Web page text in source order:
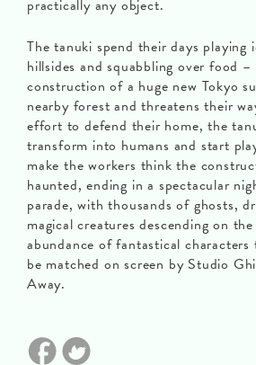
practically any object.
The tanuki spend their days playing
hillsides and squabbling over food
construction of a huge new Tokyo
nearby forest and threatens their
effort to defend their home, the
transform into humans and start
make the workers think the
haunted, ending in a spectacular
parade, with thousands of ghosts,
magical creatures descending on
abundance of fantastical
be matched on screen by Studio
Away.